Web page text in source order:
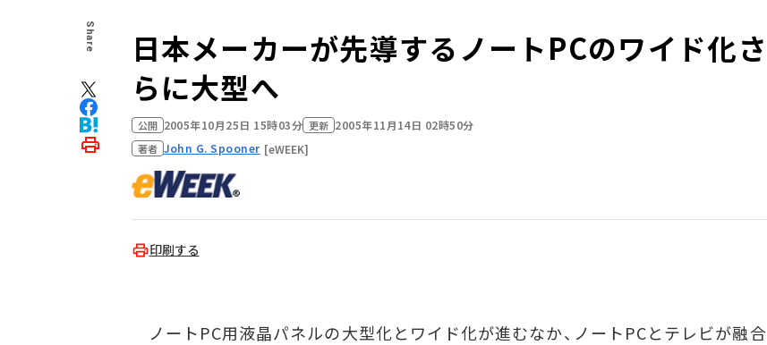
Share
日本メーカーが先導するノートPCのワイド化――さ
らに大型へ
公開 2005年10月25日 15時03分 更新 2005年11月14日 02時50分
著者 John G. Spooner [eWEEK]
印刷する
ノートPC用液晶パネルの大型化とワイド化が進むなか、ノートPCとテレビが融合